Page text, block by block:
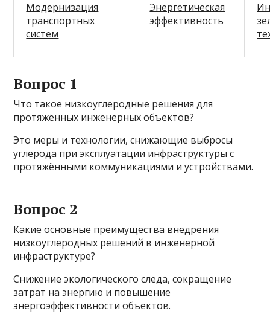
Модернизация
транспортных
систем
Энергетическая
эффективность
Вопрос 1
Что такое низкоуглеродные решения для
протяжённых инженерных объектов?
Это меры и технологии, снижающие выбросы
углерода при эксплуатации инфраструктуры с
протяжёнными коммуникациями и устройствами.
Вопрос 2
Какие основные преимущества внедрения
низкоуглеродных решений в инженерной
инфраструктуре?
Снижение экологического следа, сокращение
затрат на энергию и повышение
энергоэффективности объектов.